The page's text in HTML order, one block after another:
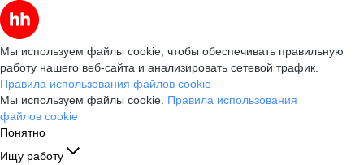
Мы используем файлы cookie, чтобы обеспечивать правильную
работу нашего веб-сайта и анализировать сетевой трафик.
Правила использования файлов cookie
Мы используем файлы cookie. Правила использования
файлов cookie
Понятно
Ищу работу